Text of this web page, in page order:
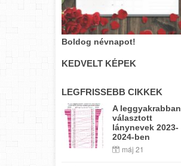
Boldog névnapot!
KEDVELT KÉPEK
LEGFRISSEBB CIKKEK
A leggyakrabban
választott
lánynevek 2023-
2024-ben
máj 21